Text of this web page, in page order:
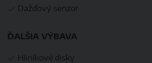
Dažďový senzor
ĎALŠIA VÝBAVA
Hliníkové disky